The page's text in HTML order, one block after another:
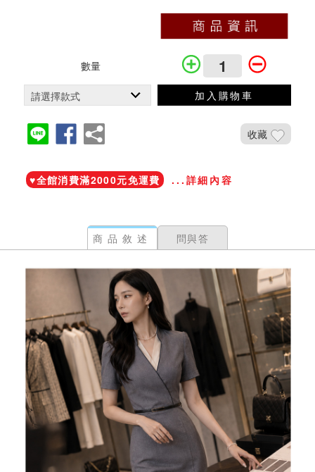
數量
加入購物車
收藏
♥️全館消費滿2000元免運費 ...詳細內容
商品敘述 問與答